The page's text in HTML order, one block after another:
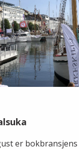
er bokbransjens